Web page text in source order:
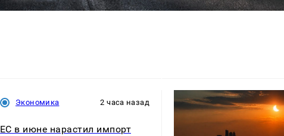
Экономика 2 часа назад
ЕС в июне нарастил импорт